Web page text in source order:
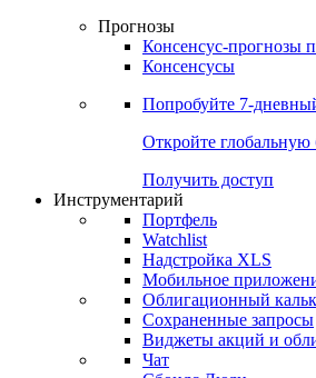
Виджет:
Портфели индексов
Прогнозы
Консенсусы
Попробуйте7-дневный
Откройте глобальную
Получить доступ
Инструментарий
Портфель
Watchlist
Надстройка XLS
Мобильное